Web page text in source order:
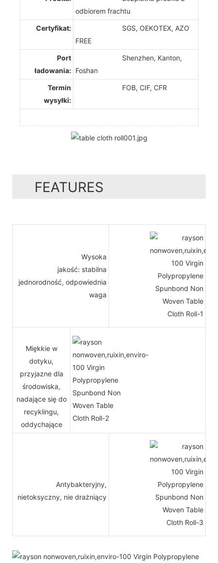
odbiorem frachtu
Certyfikat:
SGS, OEKOTEX, AZO
FREE
Port
ładowania:
Shenzhen, Kanton,
Foshan
Termin
wysyłki:
FOB, CIF, CFR
FEATURES
Wysoka
jakość: stabilna
jednorodność, odpowiednia
waga
Miękkie w
dotyku,
przyjazne dla
środowiska,
nadające się do
recyklingu,
oddychające
Antybakteryjny,
nietoksyczny, nie drażniący